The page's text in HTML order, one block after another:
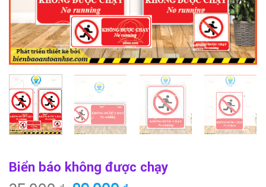
Biển báo không được chạy